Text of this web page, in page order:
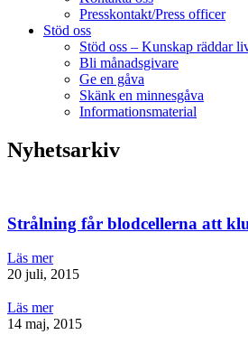
Presskontakt/Press officer
Stöd oss
Stöd oss – Kunskap räddar
Bli månadsgivare
Ge en gåva
Skänk en minnesgåva
Informationsmaterial
Nyhetsarkiv
Strålning får blodcellerna att
Läs mer
20 juli, 2015
Läs mer
14 maj, 2015